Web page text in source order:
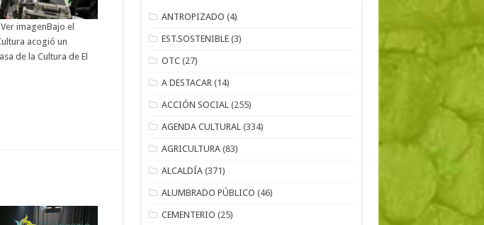
imagenBajo el
acogió un
de la Cultura de El
ANTROPIZADO (4)
EST.SOSTENIBLE (3)
OTC (27)
A DESTACAR (14)
ACCIÓN SOCIAL (255)
AGENDA CULTURAL (334)
AGRICULTURA (83)
ALCALDÍA (371)
ALUMBRADO PÚBLICO (46)
CEMENTERIO (25)